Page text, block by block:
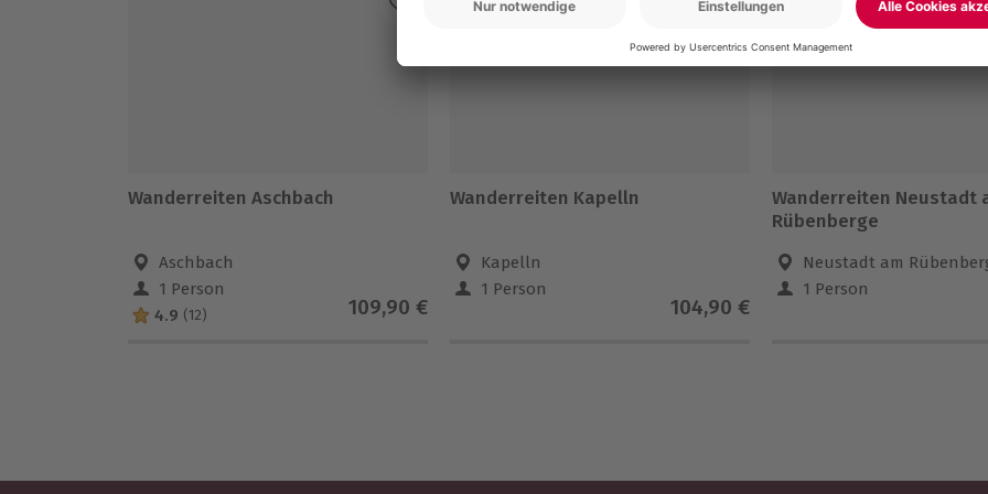
Wanderreiten Aschbach
Aschbach
1 Person
4.9 (12) 109,90 €
Wanderreiten Kapelln
Kapelln
1 Person
104,90 €
Wanderreiten Neustadt
Rübenberge
Neustadt am
1 Person